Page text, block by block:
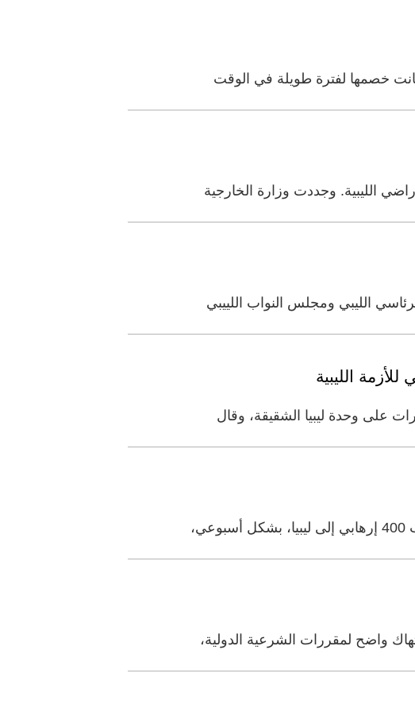
خصمها لفترة طويلة في الوقت
الليبية. وجددت وزارة الخارجية
الليبي ومجلس النواب اللييبي
الليبية
على وحدة ليبيا الشقيقة، وقال
واضح لمقررات الشرعية الدولية،